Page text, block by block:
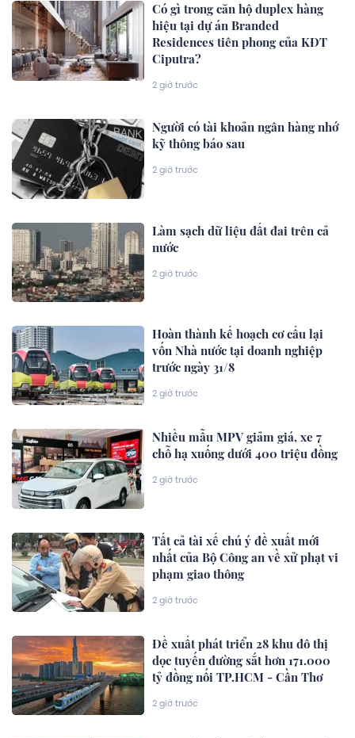
Có gì trong căn hộ duplex hàng
hiệu tại dự án Branded
Residences tiên phong của KĐT
Ciputra?
2 giờ trước
Người có tài khoản ngân hàng nhớ
kỹ thông báo sau
2 giờ trước
Làm sạch dữ liệu đất đai trên cả
nước
2 giờ trước
Hoàn thành kế hoạch cơ cấu lại
vốn Nhà nước tại doanh nghiệp
trước ngày 31/8
2 giờ trước
Nhiều mẫu MPV giảm giá, xe 7
chỗ hạ xuống dưới 400 triệu đồng
2 giờ trước
Tất cả tài xế chú ý đề xuất mới
nhất của Bộ Công an về xử phạt vi
phạm giao thông
2 giờ trước
Đề xuất phát triển 28 khu đô thị
dọc tuyến đường sắt hơn 171.000
tỷ đồng nối TP.HCM - Cần Thơ
2 giờ trước